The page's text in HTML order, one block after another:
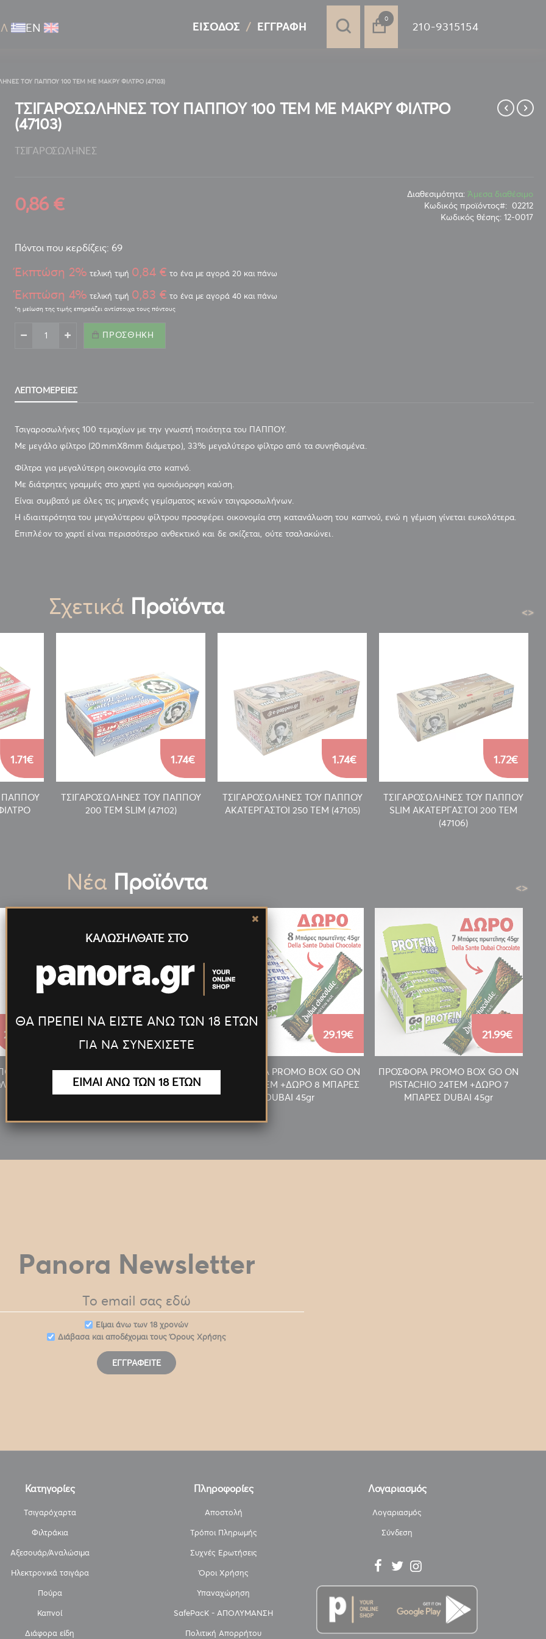
ΕΝ
0στοιχεία
ΕΊΣΟΔΟΣ ΕΓΓΡΑΦΉ 210-9315154
ΤΟΥ ΠΑΠΠΟΥ 100 ΤΕΜ ΜΕ ΜΑΚΡΥ ΦΙΛΤΡΟ (47103)
ΤΣΙΓΑΡΟΣΩΛΗΝΕΣ ΤΟΥ ΠΑΠΠΟΥ 100 ΤΕΜ ΜΕ ΜΑΚΡΥ ΦΙΛΤΡΟ
(47103)
ΤΣΙΓΑΡΟΣΩΛΗΝΕΣ
0,86 € Διαθεσιμότητα: Άμεσα διαθέσιμο
Κωδικός προϊόντος
02212
Κωδικός θέσης: 12-0017
Πόντοι που κερδίζεις: 69
Έκπτώση 2% τελική τιμή 0,84 € το ένα με αγορά 20 και πάνω
Έκπτώση 4% τελική τιμή 0,83 € το ένα με αγορά 40 και πάνω
ΠΡΟΣΘΉΚΗ
ΛΕΠΤΟΜΈΡΕΙΕΣ
Τσιγαροσωλήνες 100 τεμαχίων με την γνωστή ποιότητα του ΠΑΠΠΟΥ.
Με μεγάλο φίλτρο (20mmΧ8mm διάμετρο), 33% μεγαλύτερο φίλτρο από τα συνηθισμένα.
Φίλτρα για μεγαλύτερη οικονομία στο καπνό.
Με διάτρητες γραμμές στο χαρτί για ομοιόμορφη καύση.
Είναι συμβατό με όλες τις μηχανές γεμίσματος κενών τσιγαροσωλήνων.
Η ιδιαιτερότητα του μεγαλύτερου φίλτρου προσφέρει οικονομία στη κατανάλωση του καπνού, ενώ η γέμιση γίνεται ευκολότερα.
Επιπλέον το χαρτί είναι περισσότερο ανθεκτικό και δε σκίζεται, ούτε τσαλακώνει.
Σχετικά Προϊόντα
ΠΑΠΠΟΥ
1.71€
ΤΣΙΓΑΡΟΣΩΛΗΝΕΣ ΤΟΥ ΠΑΠΠΟΥ
200 ΤΕΜ SLIM (47102)
1.74€
ΤΣΙΓΑΡΟΣΩΛΗΝΕΣ ΤΟΥ ΠΑΠΠΟΥ
ΑΚΑΤΕΡΓΑΣΤΟΙ 250 ΤΕΜ (47105)
1.74€
ΤΣΙΓΑΡΟΣΩΛΗΝΕΣ ΤΟΥ ΠΑΠΠΟΥ
SLIM ΑΚΑΤΕΡΓΑΣΤΟΙ 200 ΤΕΜ
(47106)
1.72€
<>
Νέα Προϊόντα
27.55€
ΑΝΑΠΤΗΡΑΣ ΠΙΠΑΣ/ΠΟΥΡΟΥ
ΦΛΟΓΙΣΤΡΟ LED ΠΟΛΥΤΕΛ.
ΧΡΥΣΟΣ
ΠΡΟΣΦΟΡΑ PROMO BOX GO ON
MILKY 24TEM +ΔΩΡΟ 8 ΜΠΑΡΕΣ
DUBAI 45gr
29.19€
ΠΡΟΣΦΟΡΑ PROMO BOX GO ON
PISTACHIO 24TEM +ΔΩΡΟ 7
ΜΠΑΡΕΣ DUBAI 45gr
21.99€
<>
Panora Newsletter
Eίμαι άνω των 18 χρονών
Διάβασα και αποδέχομαι τουςΌρους Χρήσης
ΕΓΓΡΑΦΕΊΤΕ
Κατηγορίες
Τσιγαρόχαρτα
Φιλτράκια
Αξεσουάρ/Αναλώσιμα
Ηλεκτρονικά τσιγάρα
Πούρα
Καπνοί
Διάφορα είδη
Πληροφορίες
Αποστολή
Τρόποι Πληρωμής
Συχνές Ερωτήσεις
Όροι Χρήσης
Υπαναχώρηση
SafePacK - ΑΠΟΛΥΜΑΝΣΗ
Πολιτική Απορρήτου
Λογαριασμός
Λογαριασμός
Σύνδεση
ΚΑΛΩΣΗΛΘΑΤΕ ΣΤΟ
ΘΑ ΠΡΕΠΕΙ ΝΑ ΕΙΣΤΕ ΑΝΩ ΤΩΝ 18 ΕΤΩΝ
ΓΙΑ ΝΑ ΣΥΝΕΧΙΣΕΤΕ
ΕΙΜΑΙ ΑΝΩ ΤΩΝ 18 ΕΤΩΝ